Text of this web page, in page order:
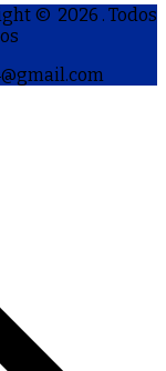
© 2026 . Todos